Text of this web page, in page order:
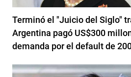
Terminó el "Juicio del Siglo"
Argentina pagó US$300
demanda por el default de